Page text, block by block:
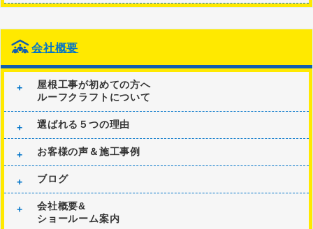
会社概要
屋根工事が初めての方へ
ルーフクラフトについて
選ばれる５つの理由
お客様の声＆施工事例
ブログ
会社概要&
ショールーム案内